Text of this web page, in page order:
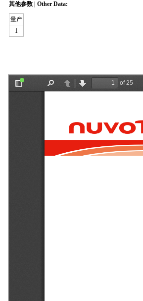
其他参数 | Other Data:
量产
1